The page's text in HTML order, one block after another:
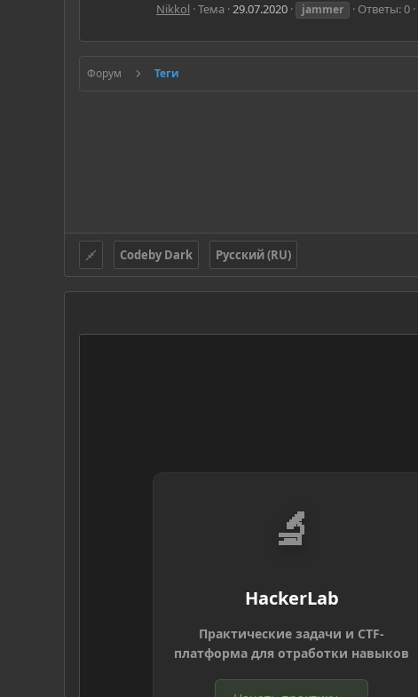
Nikkol Тема 29.07.2020 jammer Ответы: 0
Форум Теги
Codeby Dark Русский (RU)
🔬
HackerLab
Практические задачи и CTF-
платформа для отработки навыков